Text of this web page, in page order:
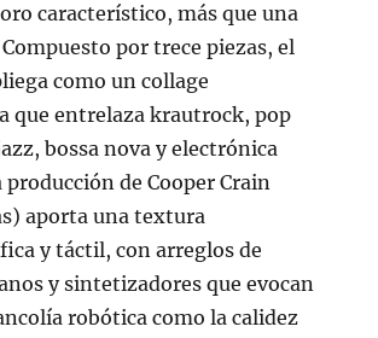
característico, más que una
por trece piezas, el
como un collage
que entrelaza krautrock, pop
bossa nova y electrónica
producción de Cooper Crain
aporta una textura
y táctil, con arreglos de
y sintetizadores que evocan
robótica como la calidez